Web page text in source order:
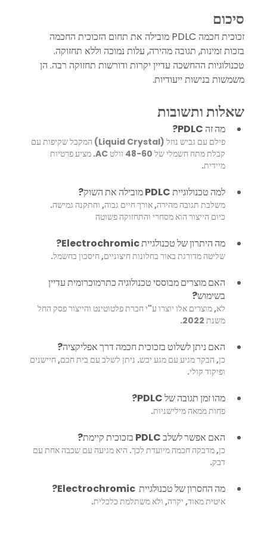
סיכום
זכוכית חכמה PDLC מובילה את תחום הזכוכית החכמה
בזכות זמינות, תגובה מהירה, עלות נמוכה וללא תחזוקה.
טכנולוגיות ההחשכה עדיין יקרות ודורשות תחזוקה רבה. הן
משמשות בנישות ייעודיות.
שאלות ותשובות
מה זה PDLC?
פילם עם גביש נוזל (Liquid Crystal) המקבל שקיפות עם
קבלת מתח חשמלי של 48-60 וולט AC. מציע פרטיות
מיידית.
למה טכנולוגיית PDLC מובילה את השוק?
משלבת תגובה מהירה, אורך חיים גבוה, והתקנה גמישה.
כיום הייצור הוא מסחרי והתחזוקה פשוטה
מה היתרון של טכנולגיית Electrochromic?
שליטה מדורגת באור בחלונות חיצוניים, חיסכון בחשמל.
האם מוצרים מבוססי טכנולוגיה כתרמוכרומית עדיין
בשימוש?
לא, מוצרים אלו יוצרו ע"י חברת פלטוטינט והייצור פסק החל
משנת 2022.
האם ניתן לשלוט בזכוכית חכמה דרך אפליקציה?
כן, הבקר מגיע עם מגע יבש. ניתן לשלב עם בית חכם, חיישנים
ופיקוד קולי.
מהו זמן תגובה של PDLC?
פחות ממאה מילישניות.
האם אפשר לשלב PDLC בזכוכית קיימת?
כן, מדבקה חכמה מיועדת לכך. היא מגיעה עם שכבה אחת עם
דבק.
מה החסרון של טכנולגיית  Electrochromic?
איטית מאוד, יקרה, ולא משתלמת כלכלית.